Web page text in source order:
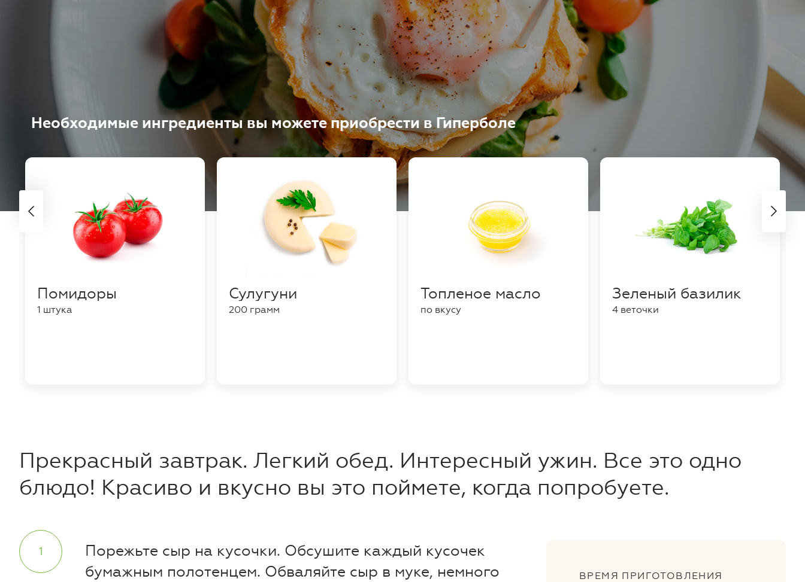
Необходимые ингредиенты вы можете приобрести в Гиперболе
Помидоры
1 штука
Сулугуни
200 грамм
Топленое масло
по вкусу
Зеленый базилик
4 веточки
Прекрасный завтрак. Легкий обед. Интересный ужин. Все это одно
блюдо! Красиво и вкусно вы это поймете, когда попробуете.
Порежьте сыр на кусочки. Обсушите каждый кусочек
бумажным полотенцем. Обваляйте сыр в муке, немного
ВРЕМЯ ПРИГОТОВЛЕНИЯ
Продолжить